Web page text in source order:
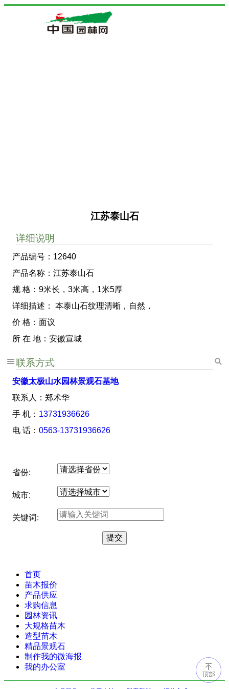
江苏泰山石
详细说明
产品编号：12640
产品名称：江苏泰山石
规 格：9米长，3米高，1米5厚
详细描述： 本泰山石纹理清晰，自然，
价 格：面议
所 在 地：安徽宣城
联系方式
安徽太极山水园林景观石基地
联系人：郑术华
手 机： 13731936626
电 话： 0563-13731936626
省份:
城市:
关键词:
首页
苗木报价
产品供应
求购信息
园林资讯
大规格苗木
造型苗木
精品景观石
制作我的微海报
我的办公室